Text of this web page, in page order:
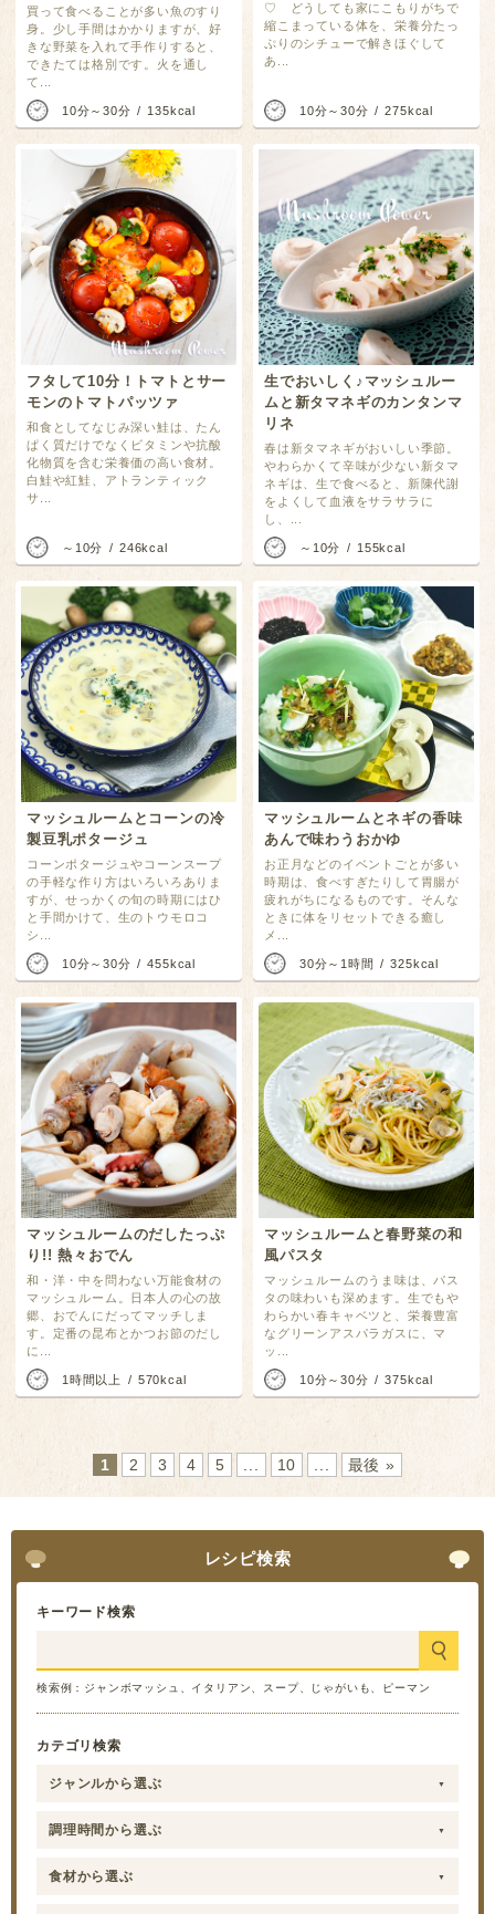
買って食べることが多い魚のすり
身。少し手間はかかりますが、好
きな野菜を入れて手作りすると、
できたては格別です。火を通し
て...
10分～30分 135kcal
♡ どうしても家にこもりがちで
縮こまっている体を、栄養分たっ
ぷりのシチューで解きほぐして
あ...
10分～30分 275kcal
フタして10分！トマトとサー
モンのトマトパッツァ
和食としてなじみ深い鮭は、たん
ぱく質だけでなくビタミンや抗酸
化物質を含む栄養価の高い食材。
白鮭や紅鮭、アトランティック
サ...
～10分 246kcal
生でおいしく♪マッシュルー
ムと新タマネギのカンタンマ
リネ
春は新タマネギがおいしい季節。
やわらかくて辛味が少ない新タマ
ネギは、生で食べると、新陳代謝
をよくして血液をサラサラに
し、...
～10分 155kcal
マッシュルームとコーンの冷
製豆乳ポタージュ
コーンポタージュやコーンスープ
の手軽な作り方はいろいろありま
すが、せっかくの旬の時期にはひ
と手間かけて、生のトウモロコ
シ...
10分～30分 455kcal
マッシュルームとネギの香味
あんで味わうおかゆ
お正月などのイベントごとが多い
時期は、食べすぎたりして胃腸が
疲れがちになるものです。そんな
ときに体をリセットできる癒し
メ...
30分～1時間 325kcal
マッシュルームのだしたっぷ
り!! 熱々おでん
和・洋・中を問わない万能食材の
マッシュルーム。日本人の心の故
郷、おでんにだってマッチしま
す。定番の昆布とかつお節のだし
に...
1時間以上 570kcal
マッシュルームと春野菜の和
風パスタ
マッシュルームのうま味は、パス
タの味わいも深めます。生でもや
わらかい春キャベツと、栄養豊富
なグリーンアスパラガスに、マ
ッ...
10分～30分 375kcal
1 2 3 4 5 ... 10 ... 最後 »
レシピ検索
キーワード検索
検索例：ジャンボマッシュ、イタリアン、スープ、じゃがいも、ピーマン
カテゴリ検索
ジャンルから選ぶ
調理時間から選ぶ
食材から選ぶ